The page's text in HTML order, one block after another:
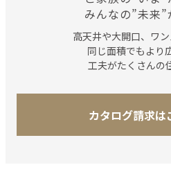
みんなの”未来”
高天井や大開口、ワ
同じ⾯積でもより
工夫がたくさんの
カタログ請求は